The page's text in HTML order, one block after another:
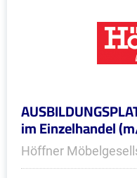
im Einzelhandel
Höffner